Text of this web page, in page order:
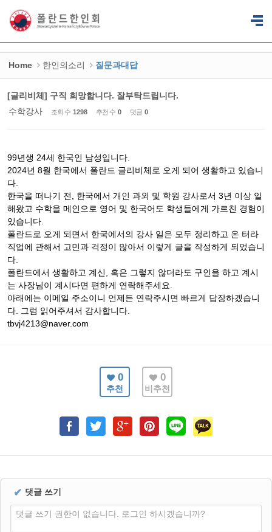
Home 한인의소리 질문과대답
[글리비체] 구직 희망합니다. 잘부탁드립니다.
수학강사
조회 수 1298 추천 수 0 댓글 0
99년생 24세 한국인 남성입니다.
2024년 8월 한국에서 폴란드 글리비체로 오게 되어 생활하고 있습니
다.
한국을 떠나기 전, 한국에서 개인 과외 및 학원 강사로서 3년 이상 일
해왔고 수학을 메인으로 영어 및 한국어도 학생들에게 가르친 경험이
있습니다.
폴란드로 오게 되면서 한국에서의 강사 일은 모두 정리하고 온 터라
직업에 관해서 고민과 걱정이 많아서 이렇게 글을 작성하게 되었습니
다.
폴란드에서 생활하고 계신, 혹은 그렇지 않더라도 구인을 하고 계시
는 사장님이 계시다면 편하게 연락해주세요.
아래에는 이메일 주소이니 언제든 연락주시면 빠르게 답장하겠습니
다. 그럼 읽어주셔서 감사합니다.
tbvj4213@naver.com
0
추천
0
비추천
✔ 댓글 쓰기
댓글 쓰기 권한이 없습니다. 로그인 하시겠습니까?